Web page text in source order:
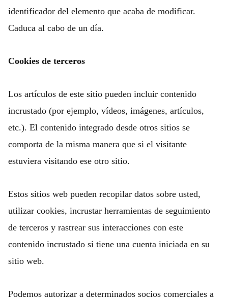
identificador del elemento que acaba de modificar.
Caduca al cabo de un día.
Cookies de terceros
Los artículos de este sitio pueden incluir contenido
incrustado (por ejemplo, vídeos, imágenes, artículos,
etc.). El contenido integrado desde otros sitios se
comporta de la misma manera que si el visitante
estuviera visitando ese otro sitio.
Estos sitios web pueden recopilar datos sobre usted,
utilizar cookies, incrustar herramientas de seguimiento
de terceros y rastrear sus interacciones con este
contenido incrustado si tiene una cuenta iniciada en su
sitio web.
Podemos autorizar a determinados socios comerciales a